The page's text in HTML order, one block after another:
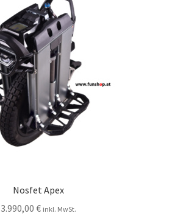
Nosfet Apex
3.990,00 € inkl. MwSt.